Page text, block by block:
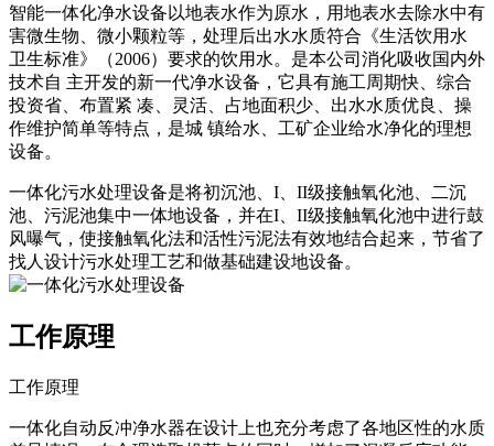
智能一体化净水设备以地表水作为原水，用地表水去除水中有
害微生物、微小颗粒等，处理后出水水质符合《生活饮用水
卫生标准》（2006）要求的饮用水。是本公司消化吸收国内外
技术自 主开发的新一代净水设备，它具有施工周期快、综合
投资省、布置紧 凑、灵活、占地面积少、出水水质优良、操
作维护简单等特点，是城 镇给水、工矿企业给水净化的理想
设备。
一体化污水处理设备是将初沉池、I、II级接触氧化池、二沉
池、污泥池集中一体地设备，并在I、II级接触氧化池中进行鼓
风曝气，使接触氧化法和活性污泥法有效地结合起来，节省了
找人设计污水处理工艺和做基础建设地设备。
工作原理
工作原理
一体化自动反冲净水器在设计上也充分考虑了各地区性的水质